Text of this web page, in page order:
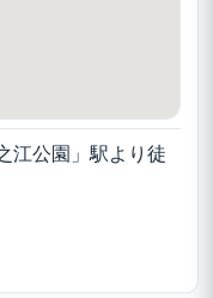
江公園」駅より徒